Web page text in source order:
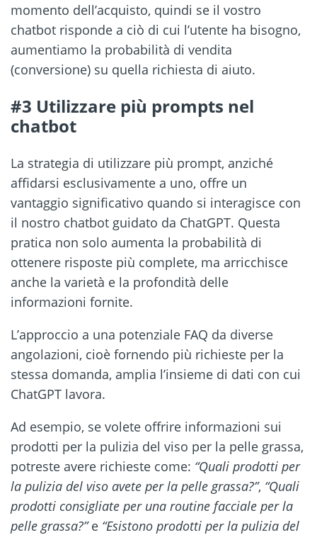
momento dell’acquisto, quindi se il vostro
chatbot risponde a ciò di cui l’utente ha bisogno,
aumentiamo la probabilità di vendita
(conversione) su quella richiesta di aiuto.
#3 Utilizzare più prompts nel
chatbot
La strategia di utilizzare più prompt, anziché
affidarsi esclusivamente a uno, offre un
vantaggio significativo quando si interagisce con
il nostro chatbot guidato da ChatGPT. Questa
pratica non solo aumenta la probabilità di
ottenere risposte più complete, ma arricchisce
anche la varietà e la profondità delle
informazioni fornite.
L’approccio a una potenziale FAQ da diverse
angolazioni, cioè fornendo più richieste per la
stessa domanda, amplia l’insieme di dati con cui
ChatGPT lavora.
Ad esempio, se volete offrire informazioni sui
prodotti per la pulizia del viso per la pelle grassa,
potreste avere richieste come: “Quali prodotti per
la pulizia del viso avete per la pelle grassa?”, “Quali
prodotti consigliate per una routine facciale per la
pelle grassa?”e “Esistono prodotti per la pulizia del